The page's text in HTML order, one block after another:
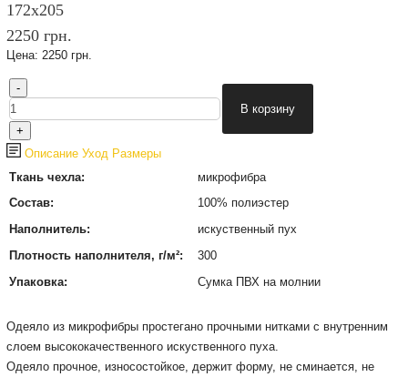
172х205
2250 грн.
Цена: 2250 грн.
Описание Уход Размеры
Ткань чехла:
микрофибра
Состав:
100% полиэстер
Наполнитель:
искуственный пух
Плотность наполнителя, г/м²:
300
Упаковка:
Сумка ПВХ на молнии
Одеяло из микрофибры простегано прочными нитками с внутренним
слоем высококачественного искуственного пуха.
Одеяло прочное, износостойкое, держит форму, не сминается, не